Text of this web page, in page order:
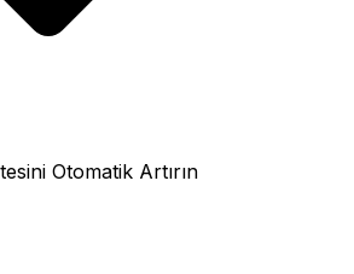
Otomatik Artırın